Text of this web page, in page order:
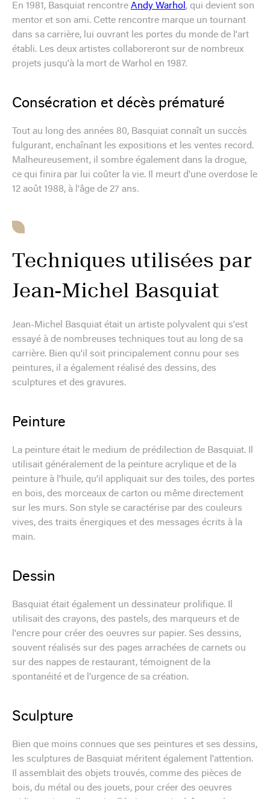
En 1981, Basquiat rencontre Andy Warhol , qui devient son
mentor et son ami. Cette rencontre marque un tournant
dans sa carrière, lui ouvrant les portes du monde de l'art
établi. Les deux artistes collaboreront sur de nombreux
projets jusqu'à la mort de Warhol en 1987.
Consécration et décès prématuré
Tout au long des années 80, Basquiat connaît un succès
fulgurant, enchaînant les expositions et les ventes record.
Malheureusement, il sombre également dans la drogue,
ce qui finira par lui coûter la vie. Il meurt d'une overdose le
12 août 1988, à l'âge de 27 ans.
Techniques utilisées par
Jean-Michel Basquiat
Jean-Michel Basquiat était un artiste polyvalent qui s'est
essayé à de nombreuses techniques tout au long de sa
carrière. Bien qu'il soit principalement connu pour ses
peintures, il a également réalisé des dessins, des
sculptures et des gravures.
Peinture
La peinture était le medium de prédilection de Basquiat. Il
utilisait généralement de la peinture acrylique et de la
peinture à l'huile, qu'il appliquait sur des toiles, des portes
en bois, des morceaux de carton ou même directement
sur les murs. Son style se caractérise par des couleurs
vives, des traits énergiques et des messages écrits à la
main.
Dessin
Basquiat était également un dessinateur prolifique. Il
utilisait des crayons, des pastels, des marqueurs et de
l'encre pour créer des oeuvres sur papier. Ses dessins,
souvent réalisés sur des pages arrachées de carnets ou
sur des nappes de restaurant, témoignent de la
spontanéité et de l'urgence de sa création.
Sculpture
Bien que moins connues que ses peintures et ses dessins,
les sculptures de Basquiat méritent également l'attention.
Il assemblait des objets trouvés, comme des pièces de
bois, du métal ou des jouets, pour créer des oeuvres